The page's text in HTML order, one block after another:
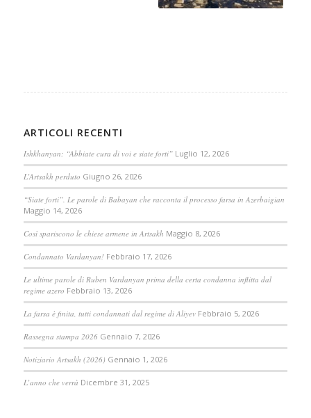
ARTICOLI RECENTI
Ishkhanyan: “Abbiate cura di voi e siate forti” Luglio 12, 2026
L’Artsakh perduto Giugno 26, 2026
“Siate forti”. Le parole di Babayan che racconta il processo farsa in Azerbaigian
Maggio 14, 2026
Così spariscono le chiese armene in Artsakh Maggio 8, 2026
Condannato Vardanyan! Febbraio 17, 2026
Le ultime parole di Ruben Vardanyan prima della certa condanna inflitta dal
regime azero Febbraio 13, 2026
La farsa è finita, tutti condannati dal regime di Aliyev Febbraio 5, 2026
Rassegna stampa 2026 Gennaio 7, 2026
Notiziario Artsakh (2026) Gennaio 1, 2026
L’anno che verrà Dicembre 31, 2025